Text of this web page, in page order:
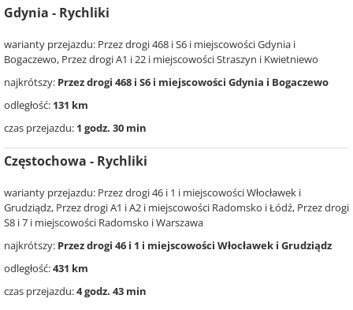
Gdynia - Rychliki
warianty przejazdu: Przez drogi 468 i S6 i miejscowości Gdynia i
Bogaczewo, Przez drogi A1 i 22 i miejscowości Straszyn i Kwietniewo
najkrótszy: Przez drogi 468 i S6 i miejscowości Gdynia i Bogaczewo
odległość: 131 km
czas przejazdu: 1 godz. 30 min
Częstochowa - Rychliki
warianty przejazdu: Przez drogi 46 i 1 i miejscowości Włocławek i
Grudziądz, Przez drogi A1 i A2 i miejscowości Radomsko i Łódź, Przez drogi
S8 i 7 i miejscowości Radomsko i Warszawa
najkrótszy: Przez drogi 46 i 1 i miejscowości Włocławek i Grudziądz
odległość:431 km
czas przejazdu:4 godz. 43 min